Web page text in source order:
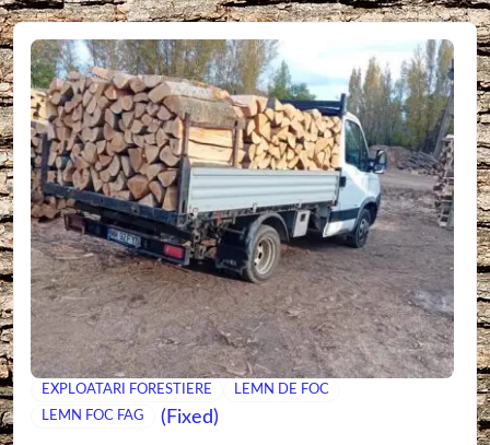
EXPLOATARI FORESTIERE
LEMN DE FOC
LEMN FOC FAG
(Fixed)